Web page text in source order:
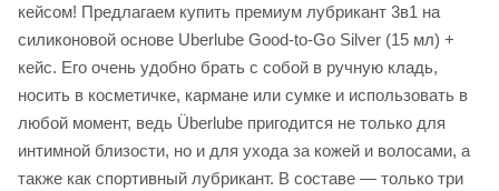
кейсом! Предлагаем купить премиум лубрикант 3в1 на
силиконовой основе Uberlube Good-to-Go Silver (15 мл) +
кейс. Его очень удобно брать с собой в ручную кладь,
носить в косметичке, кармане или сумке и использовать в
любой момент, ведь Überlube пригодится не только для
интимной близости, но и для ухода за кожей и волосами, а
также как спортивный лубрикант. В составе — только три